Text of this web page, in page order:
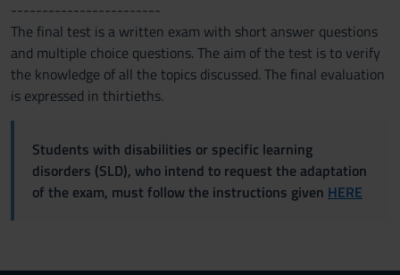
------------------------
The final test is a written exam with short answer questions
and multiple choice questions. The aim of the test is to verify
the knowledge of all the topics discussed. The final evaluation
is expressed in thirtieths.
Students with disabilities or specific learning
disorders (SLD), who intend to request the adaptation
of the exam, must follow the instructions given HERE